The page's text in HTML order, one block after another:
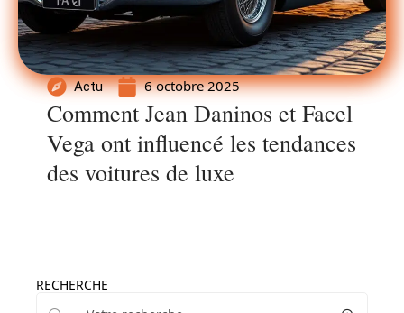
Actu 6 octobre 2025
Comment Jean Daninos et Facel
Vega ont influencé les tendances
des voitures de luxe
RECHERCHE